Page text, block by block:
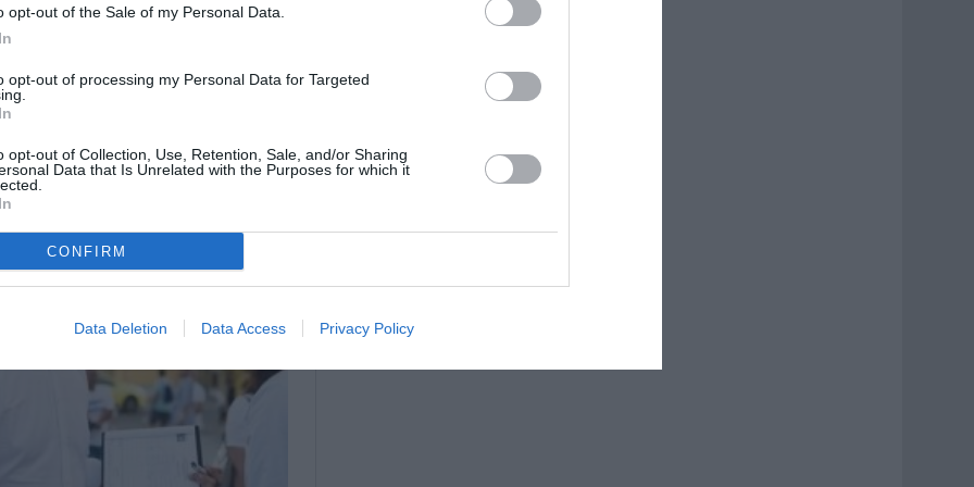
opt-out of the Sale of my Personal Data.
opt-out of processing my Personal Data for Targeted
opt-out of Collection, Use, Retention, Sale, and/or Sharing
Data that Is Unrelated with the Purposes for which it
CONFIRM
Data Deletion Data Access Privacy Policy
din 825 de secţii de votare (din 838)
Dan Barna, cu 27,59% (128,606 voturi).
3,63% și pe locul 5, Viorica
GAZETA ROMÂNEASCĂ